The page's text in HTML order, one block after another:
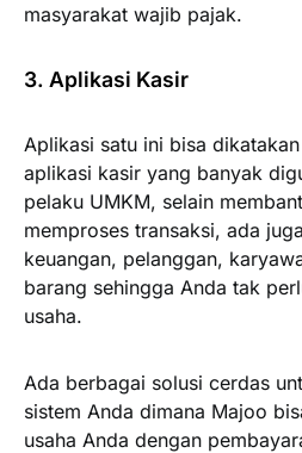
masyarakat wajib pajak.
3. Aplikasi Kasir
Aplikasi satu ini bisa
aplikasi kasir yang banyak
pelaku UMKM, selain
memproses transaksi, ada
keuangan, pelanggan,
barang sehingga Anda tak
usaha.
Ada berbagai solusi cerdas
sistem Anda dimana Majoo
usaha Anda dengan